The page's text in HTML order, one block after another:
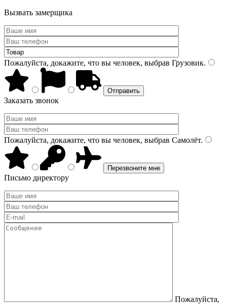
Вызвать замерщика
Пожалуйста, докажите, что вы человек, выбрав Грузовик.
Заказать звонок
Пожалуйста, докажите, что вы человек, выбрав Самолёт.
Письмо директору
Пожалуйста,